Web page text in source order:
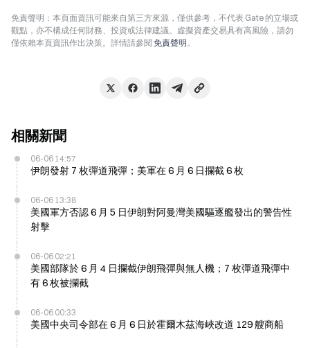
免責聲明：本頁面資訊可能來自第三方來源，僅供參考，不代表 Gate 的立場或
觀點，亦不構成任何財務、投資或法律建議。虛擬資產交易具有高風險，請勿
僅依賴本頁資訊作出決策。詳情請參閱 免責聲明。
相關新聞
06-06 14:57
伊朗發射 7 枚彈道飛彈；美軍在 6 月 6 日攔截 6 枚
06-06 13:38
美國軍方否認 6 月 5 日伊朗對阿曼灣美國驅逐艦發出的警告性
射擊
06-06 02:21
美國部隊於 6 月 4 日攔截伊朗飛彈與無人機；7 枚彈道飛彈中
有 6 枚被攔截
06-06 00:33
美國中央司令部在 6 月 6 日於霍爾木茲海峽改道 129 艘商船